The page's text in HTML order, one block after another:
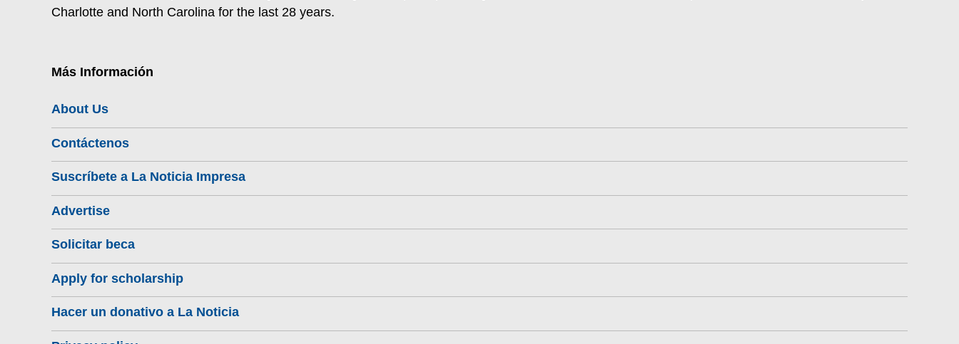
Charlotte and North Carolina for the last 28 years.
Más Información
About Us
Contáctenos
Suscríbete a La Noticia Impresa
Advertise
Solicitar beca
Apply for scholarship
Hacer un donativo a La Noticia